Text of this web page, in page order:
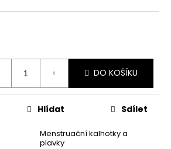
DO KOŠÍKU
Menstruační kalhotky a
plavky
Hlídat Sdílet